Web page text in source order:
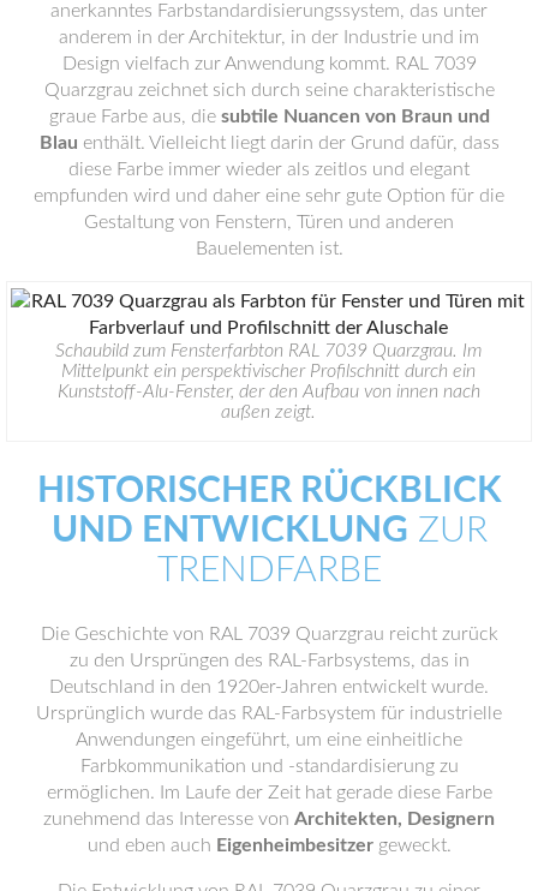
anerkanntes Farbstandardisierungssystem, das unter
anderem in der Architektur, in der Industrie und im
Design vielfach zur Anwendung kommt. RAL 7039
Quarzgrau zeichnet sich durch seine charakteristische
graue Farbe aus, die subtile Nuancen von Braun und
Blau enthält. Vielleicht liegt darin der Grund dafür, dass
diese Farbe immer wieder als zeitlos und elegant
empfunden wird und daher eine sehr gute Option für die
Gestaltung von Fenstern, Türen und anderen
Bauelementen ist.
Schaubild zum Fensterfarbton RAL 7039 Quarzgrau. Im
Mittelpunkt ein perspektivischer Profilschnitt durch ein
Kunststoff-Alu-Fenster, der den Aufbau von innen nach
außen zeigt.
HISTORISCHER RÜCKBLICK
UND ENTWICKLUNG ZUR
TRENDFARBE
Die Geschichte von RAL 7039 Quarzgrau reicht zurück
zu den Ursprüngen des RAL-Farbsystems, das in
Deutschland in den 1920er-Jahren entwickelt wurde.
Ursprünglich wurde das RAL-Farbsystem für industrielle
Anwendungen eingeführt, um eine einheitliche
Farbkommunikation und -standardisierung zu
ermöglichen. Im Laufe der Zeit hat gerade diese Farbe
zunehmend das Interesse von Architekten, Designern
und eben auch Eigenheimbesitzergeweckt.